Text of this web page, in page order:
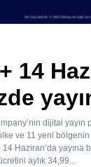
14
dijital yayın
ve 11 yeni bölgenin
14 Haziran’da yayına
aylık 34,99...